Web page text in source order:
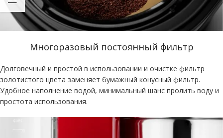
Многоразовый постоянный фильтр
Долговечный и простой в использовании и очистке фильтр
золотистого цвета заменяет бумажный конусный фильтр.
Удобное наполнение водой, минимальный шанс пролить воду и
простота использования.